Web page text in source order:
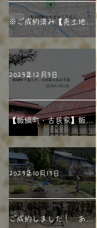
※ご成約済み【売土地】
長野市・浅川西条！完成
な住宅街にあり、利便性
が良好な場所※解体更地
渡し
【飯綱町・古民家】飯綱
町で暮らす、古民家のあ
る生活[IIZUNA House]
2023年12月3日
ご成約しました！ あり
2023年10月13日